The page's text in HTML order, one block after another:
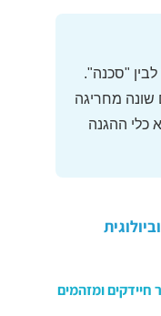
"סכנה".
מחריגה
כלי ההגנה
חיידקים ומזהמים